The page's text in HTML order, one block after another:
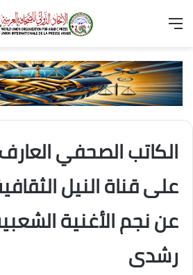
القائمة
الكاتب الصحفي
على قناة النيل
عن نجم الأغنية
رشدى